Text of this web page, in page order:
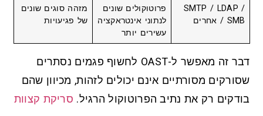
SMTP / LDAP /
SMB / אחרים
פרוטוקולים שונים
לנתוני אינטראקציה
עשירים יותר
מזהה סוגים שונים
של פגיעויות
דבר זה מאפשר ל-OAST לחשוף פגמים נסתרים
שסורקים מסורתיים אינם יכולים לזהות, מכיוון שהם
בודקים רק את נתיב הפרוטוקול הרגיל.סריקת קצוות